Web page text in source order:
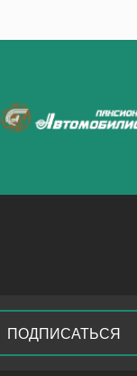
ПОДПИСАТЬСЯ